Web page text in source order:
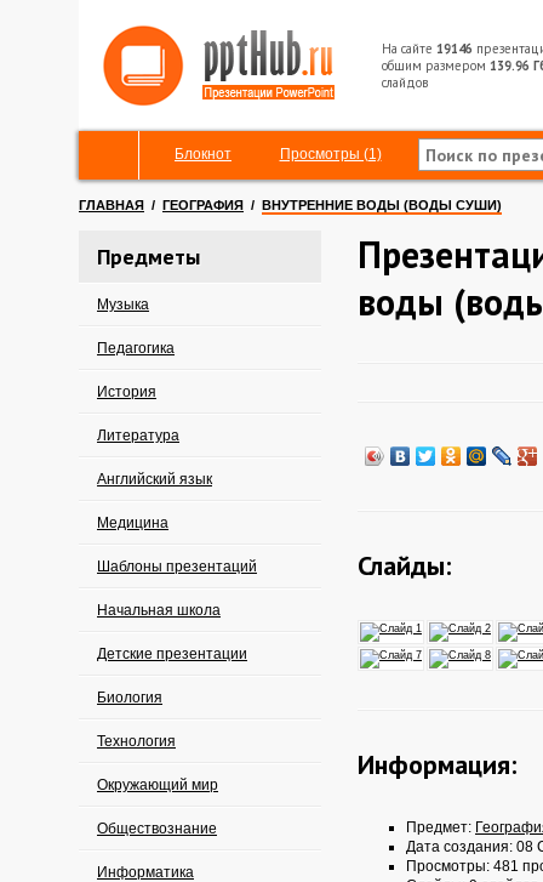
На сайте 19146
общим размером 139.96
слайдов
Блокнот Просмотры (1)
ГЛАВНАЯ / ГЕОГРАФИЯ / ВНУТРЕННИЕ ВОДЫ (ВОДЫ СУШИ)
Предметы
Музыка
Педагогика
История
Литература
Английский язык
Медицина
Шаблоны презентаций
Начальная школа
Детские презентации
Биология
Технология
Окружающий мир
Обществознание
Информатика
воды
Слайды:
Информация:
Предмет:
Дата создания: 08
Просмотры: 481